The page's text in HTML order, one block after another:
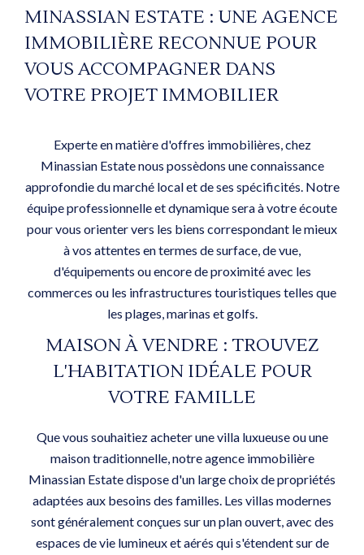
MINASSIAN ESTATE : UNE AGENCE
IMMOBILIÈRE RECONNUE POUR
VOUS ACCOMPAGNER DANS
VOTRE PROJET IMMOBILIER
Experte en matière d'offres immobilières, chez
Minassian Estate nous possèdons une connaissance
approfondie du marché local et de ses spécificités. Notre
équipe professionnelle et dynamique sera à votre écoute
pour vous orienter vers les biens correspondant le mieux
à vos attentes en termes de surface, de vue,
d'équipements ou encore de proximité avec les
commerces ou les infrastructures touristiques telles que
les plages, marinas et golfs.
MAISON À VENDRE : TROUVEZ
L'HABITATION IDÉALE POUR
VOTRE FAMILLE
Que vous souhaitiez acheter une villa luxueuse ou une
maison traditionnelle, notre agence immobilière
Minassian Estate dispose d'un large choix de propriétés
adaptées aux besoins des familles. Les villas modernes
sont généralement conçues sur un plan ouvert, avec des
espaces de vie lumineux et aérés qui s'étendent sur de